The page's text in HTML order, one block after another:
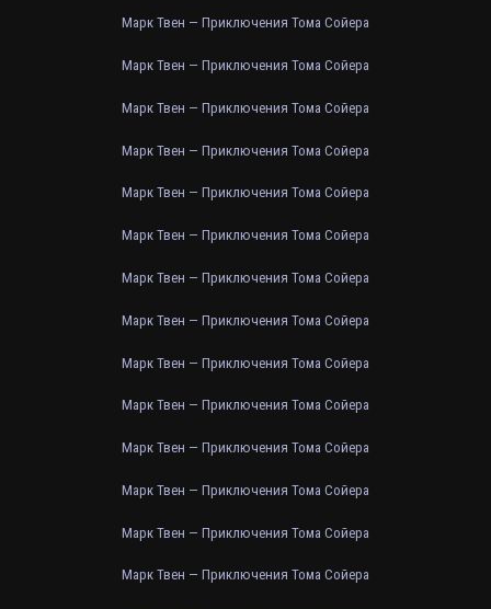
Марк Твен — Приключения Тома Сойера
Марк Твен — Приключения Тома Сойера
Марк Твен — Приключения Тома Сойера
Марк Твен — Приключения Тома Сойера
Марк Твен — Приключения Тома Сойера
Марк Твен — Приключения Тома Сойера
Марк Твен — Приключения Тома Сойера
Марк Твен — Приключения Тома Сойера
Марк Твен — Приключения Тома Сойера
Марк Твен — Приключения Тома Сойера
Марк Твен — Приключения Тома Сойера
Марк Твен — Приключения Тома Сойера
Марк Твен — Приключения Тома Сойера
Марк Твен — Приключения Тома Сойера